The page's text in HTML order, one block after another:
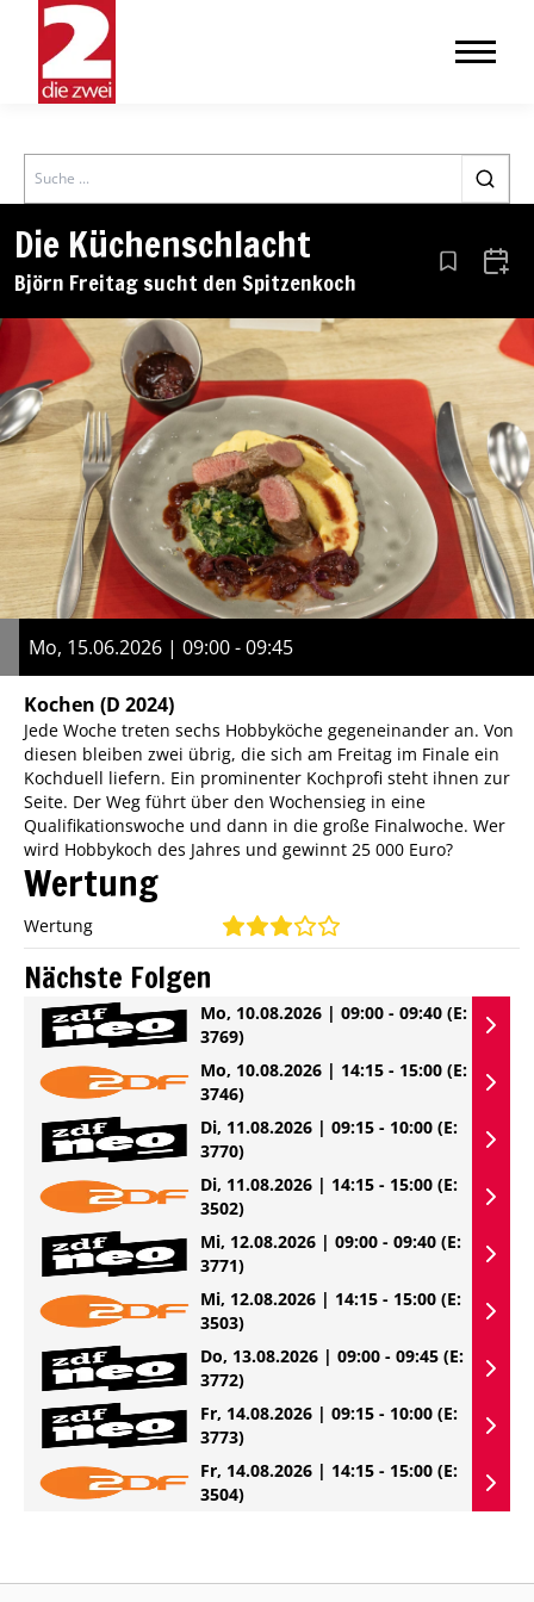
Search
Die Küchenschlacht
Björn Freitag sucht den Spitzenkoch Aus den
Mo, 15.06.2026 | 09:00 - 09:45
Kochen (D 2024)
Jede Woche treten sechs Hobbyköche gegeneinander an. Von
diesen bleiben zwei übrig, die sich am Freitag im Finale ein
Kochduell liefern. Ein prominenter Kochprofi steht ihnen zur
Seite. Der Weg führt über den Wochensieg in eine
Qualifikationswoche und dann in die große Finalwoche. Wer
wird Hobbykoch des Jahres und gewinnt 25 000 Euro?
Wertung
Wertung
Nächste Folgen
Mo, 10.08.2026 | 09:00 - 09:40 (E:
3769)
Mo, 10.08.2026 | 14:15 - 15:00 (E:
3746)
Di, 11.08.2026 | 09:15 - 10:00 (E:
3770)
Di, 11.08.2026 | 14:15 - 15:00 (E:
3502)
Mi, 12.08.2026 | 09:00 - 09:40 (E:
3771)
Mi, 12.08.2026 | 14:15 - 15:00 (E:
3503)
Do, 13.08.2026 | 09:00 - 09:45 (E:
3772)
Fr, 14.08.2026 | 09:15 - 10:00 (E:
3773)
Fr, 14.08.2026 | 14:15 - 15:00 (E:
3504)